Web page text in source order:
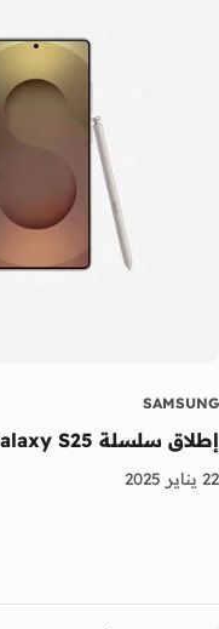
SAMSUNG
إطلاق سلسلة Galaxy S25: ابتكارات جديدة من سامسونج
22 يناير 2025